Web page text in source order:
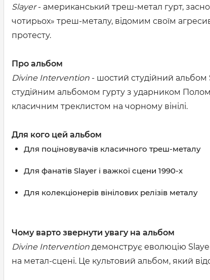
Slayer- американський треш-метал гурт,
чотирьох» треш-металу, відомим своїм
протесту.
Про альбом
Divine Intervention - шостий студійний альбом
студійним альбомом гурту з ударником
класичним треклистом на чорному вінілі.
Для кого цей альбом
Для поціновувачів класичного треш-металу
Для фанатів Slayer і важкої сцени 1990-х
Для колекціонерів вінілових релізів металу
Чому варто звернути увагу на альбом
Divine Intervention демонструє еволюцію
на метал-сцені. Це культовий альбом, який